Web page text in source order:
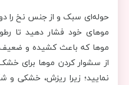
حوله‌ای سبک و از جنس نخ را
موهای خود فشار دهید تا
موها که باعث کشیده و
از سشوار کردن موها برای
نمایید؛ زیرا ریزش، خشکی و